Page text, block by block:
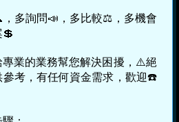
，多詢問📣，多比較⚖，多機會
專業的業務幫您解決困擾，⚠️絕
參考，有任何資金需求，歡迎☎️